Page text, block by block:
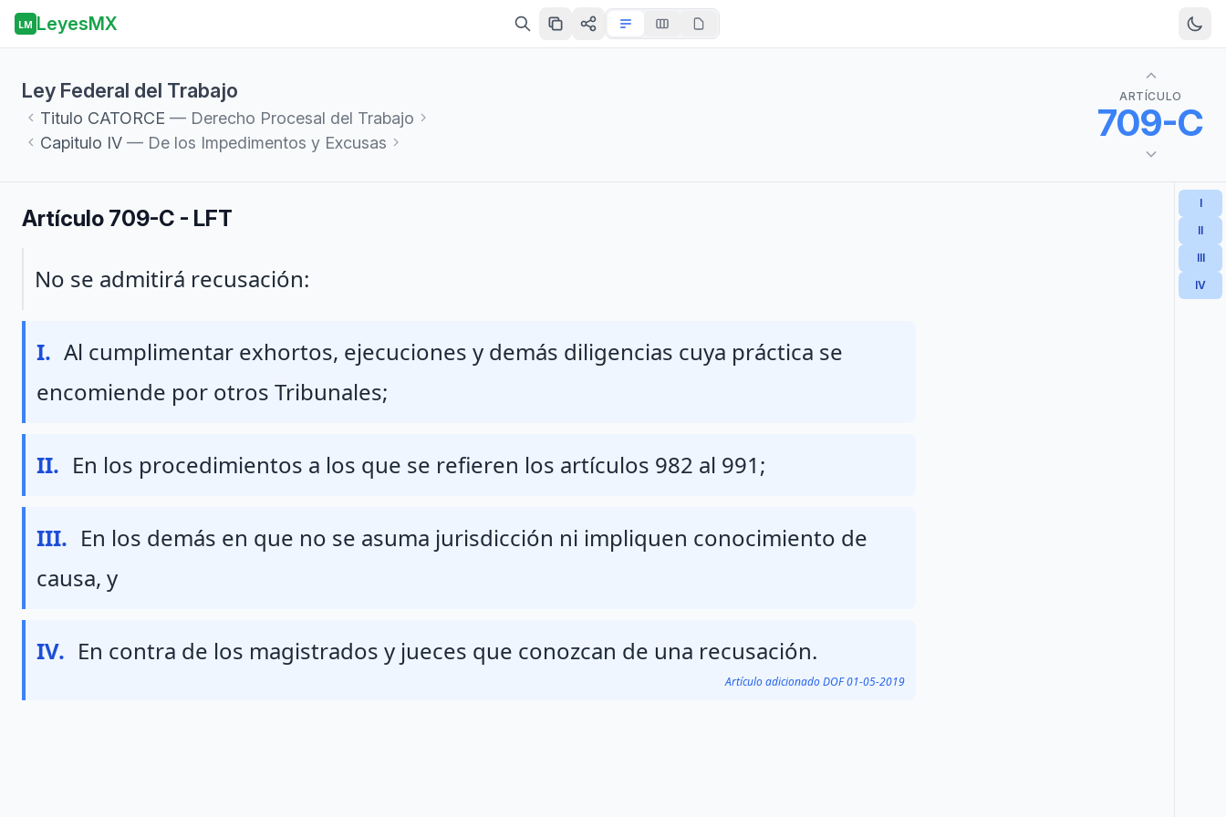
LM LeyesMX
Ley Federal del Trabajo
Titulo CATORCE — Derecho Procesal del Trabajo
Capitulo IV — De los Impedimentos y Excusas
ARTÍCULO
709-C
Artículo 709-C - LFT
Párrafo 1
No se admitirá recusación:
Fraccion I
I. Al cumplimentar exhortos, ejecuciones y demás diligencias cuya práctica se
encomiende por otros Tribunales;
Fraccion II
II. En los procedimientos a los que se refieren los artículos 982 al 991;
Fraccion III
III. En los demás en que no se asuma jurisdicción ni impliquen conocimiento de
causa, y
Fraccion IV
IV. En contra de los magistrados y jueces que conozcan de una recusación.
Artículo adicionado DOF 01-05-2019
I
II
III
IV